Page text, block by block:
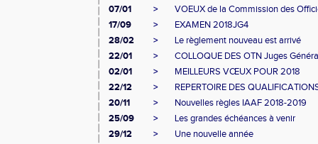
07/01
>
VOEUX de la Commission des
17/09
>
EXAMEN 2018JG4
28/02
>
Le règlement nouveau est arrivé
22/01
>
COLLOQUE DES OTN Juges
02/01
>
MEILLEURS VŒUX POUR 2018
22/12
>
REPERTOIRE DES
20/11
>
Nouvelles règles IAAF 2018-2019
25/09
>
Les grandes échéances à venir
29/12
>
Une nouvelle année